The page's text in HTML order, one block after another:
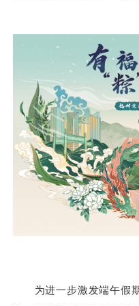
为进一步激发端午假期